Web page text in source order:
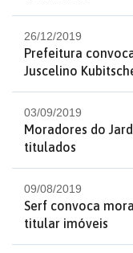
26/12/2019
Prefeitura
Juscelino
03/09/2019
Moradores do
titulados
09/08/2019
Serf convoca
titular imóveis